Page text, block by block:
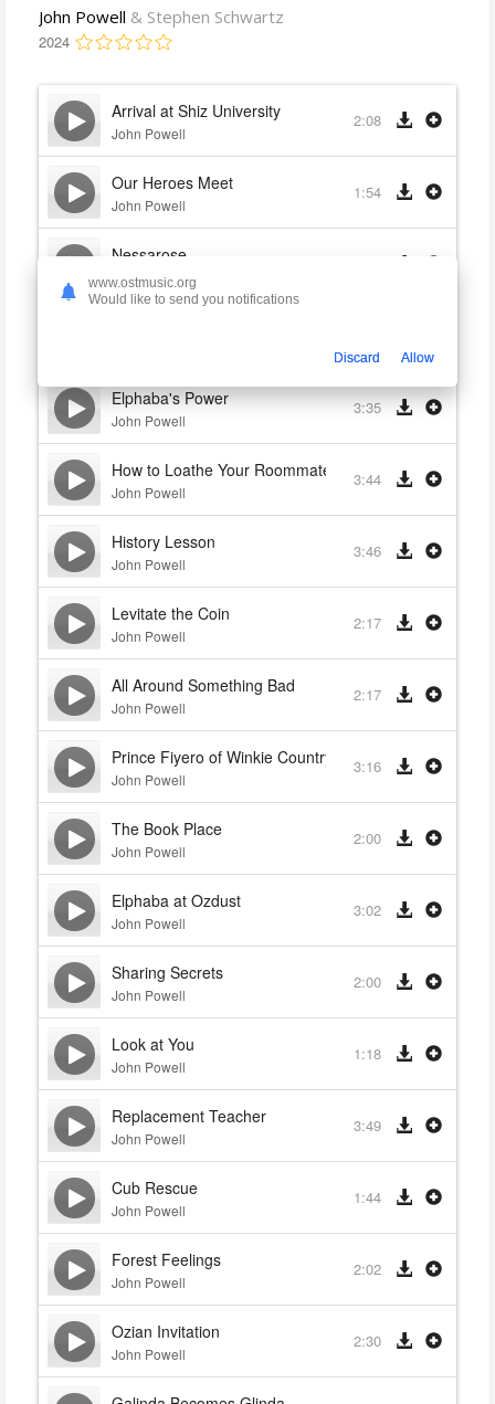
John Powell & Stephen Schwartz
2024
Arrival at Shiz University
John Powell
2:08
Our Heroes Meet
John Powell
1:54
Nessarose
John Powell
Elphaba's Power
John Powell
3:35
How to Loathe Your Roommate
John Powell
3:44
History Lesson
John Powell
3:46
Levitate the Coin
John Powell
2:17
All Around Something Bad
John Powell
2:17
Prince Fiyero of Winkie Country
John Powell
3:16
The Book Place
John Powell
2:00
Elphaba at Ozdust
John Powell
3:02
Sharing Secrets
John Powell
2:00
Look at You
John Powell
1:18
Replacement Teacher
John Powell
3:49
Cub Rescue
John Powell
1:44
Forest Feelings
John Powell
2:02
Ozian Invitation
John Powell
2:30
www.ostmusic.org
Would like to send you notifications
Discard Allow